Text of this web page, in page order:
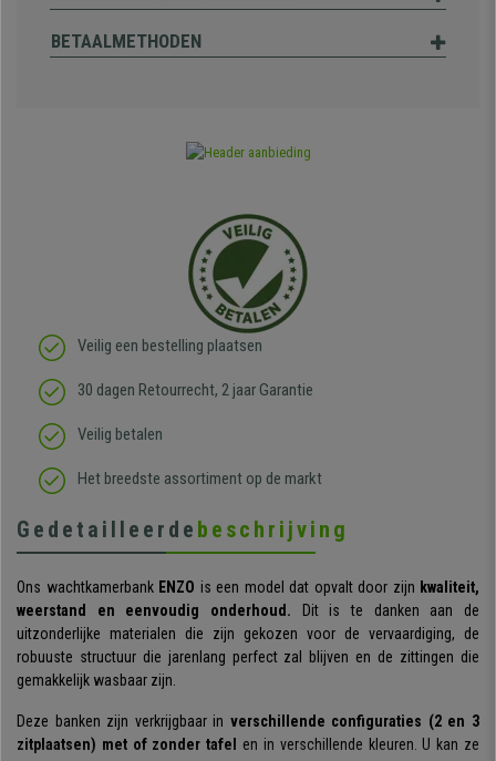
BETAALMETHODEN
Veilig een bestelling plaatsen
30 dagen Retourrecht, 2 jaar Garantie
Veilig betalen
Het breedste assortiment op de markt
Gedetailleerde beschrijving
Ons wachtkamerbank ENZO is een model dat opvalt door zijn kwaliteit,
weerstand en eenvoudig onderhoud. Dit is te danken aan de
uitzonderlijke materialen die zijn gekozen voor de vervaardiging, de
robuuste structuur die jarenlang perfect zal blijven en de zittingen die
gemakkelijk wasbaar zijn.
Deze banken zijn verkrijgbaar in verschillende configuraties (2 en 3
zitplaatsen) met of zonder tafel
en in verschillende kleuren. U kan ze